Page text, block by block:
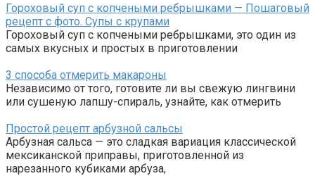
Гороховый суп с копчеными ребрышками — Пошаговый
рецепт с фото. Супы с крупами
Гороховый суп с копчеными ребрышками, это один из
самых вкусных и простых в приготовлении
3 способа отмерить макароны
Независимо от того, готовите ли вы свежую лингвини
или сушеную лапшу-спираль, узнайте, как отмерить
Простой рецепт арбузной сальсы
Арбузная сальса — это сладкая вариация классической
мексиканской приправы, приготовленной из
нарезанного кубиками арбуза,